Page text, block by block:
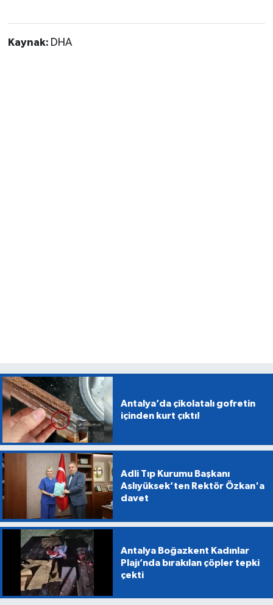
Kaynak: DHA
Antalya’da çikolatalı gofretin
içinden kurt çıktı!
Adli Tıp Kurumu Başkanı
Aslıyüksek’ten Rektör Özkan'a
davet
Antalya Boğazkent Kadınlar
Plajı’nda bırakılan çöpler tepki
çekti